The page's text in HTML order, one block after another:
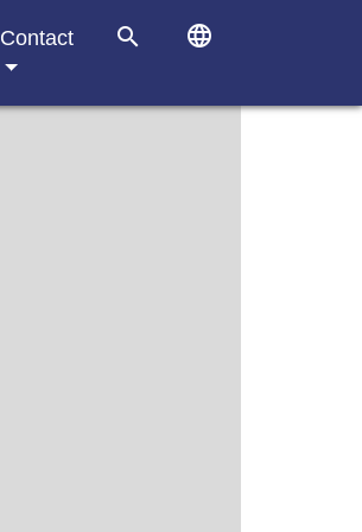
Contact search language